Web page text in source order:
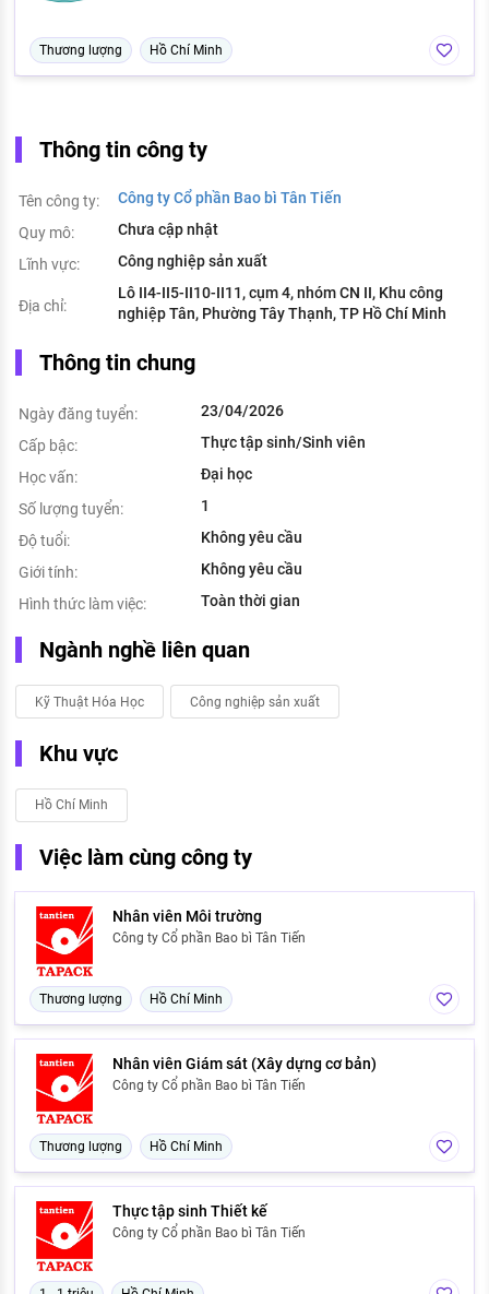
Thương lượng Hồ Chí Minh
Thông tin công ty
Tên công ty:
Công ty Cổ phần Bao bì Tân Tiến
Quy mô:
Chưa cập nhật
Lĩnh vực:
Công nghiệp sản xuất
Địa chỉ:
Lô II4-II5-II10-II11, cụm 4, nhóm CN II, Khu công
nghiệp Tân, Phường Tây Thạnh, TP Hồ Chí Minh
Thông tin chung
Ngày đăng tuyển:
23/04/2026
Cấp bậc:
Thực tập sinh/Sinh viên
Học vấn:
Đại học
Số lượng tuyển:
1
Độ tuổi:
Không yêu cầu
Giới tính:
Không yêu cầu
Hình thức làm việc:
Toàn thời gian
Ngành nghề liên quan
Kỹ Thuật Hóa Học Công nghiệp sản xuất
Khu vực
Hồ Chí Minh
Việc làm cùng công ty
Nhân viên Môi trường
Công ty Cổ phần Bao bì Tân Tiến
Thương lượng Hồ Chí Minh
Nhân viên Giám sát (Xây dựng cơ bản)
Công ty Cổ phần Bao bì Tân Tiến
Thương lượng Hồ Chí Minh
Thực tập sinh Thiết kế
Công ty Cổ phần Bao bì Tân Tiến